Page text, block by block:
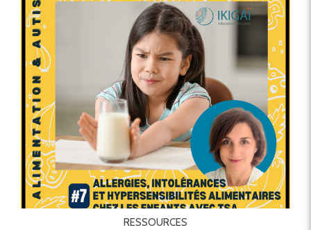
RESSOURCES